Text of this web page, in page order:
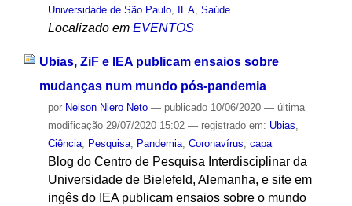
Universidade de São Paulo, IEA, Saúde
Localizado em EVENTOS
Ubias, ZiF e IEA publicam ensaios sobre
mudanças num mundo pós-pandemia
por Nelson Niero Neto — publicado10/06/2020 — última
modificação29/07/2020 15:02 — registrado em: Ubias
Ciência, Pesquisa, Pandemia, Coronavírus capa
Blog do Centro de Pesquisa Interdisciplinar da
Universidade de Bielefeld, Alemanha, e site em
ingês do IEA publicam ensaios sobre o mundo